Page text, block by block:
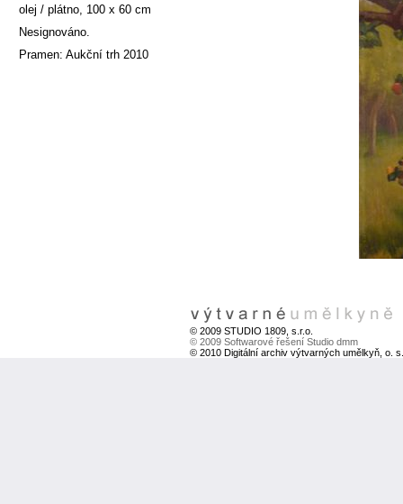
olej / plátno, 100 x 60 cm
Nesignováno.
Pramen: Aukční trh 2010
© 2009 STUDIO 1809, s.r.o.
© 2009 Softwarové řešení Studio dmm
© 2010 Digitální archiv výtvarných umělkyň, o. s.